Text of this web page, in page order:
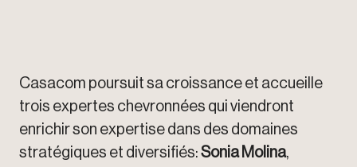
Casacom poursuit sa croissance et accueille
trois expertes chevronnées qui viendront
enrichir son expertise dans des domaines
stratégiques et diversifiés: Sonia Molina,